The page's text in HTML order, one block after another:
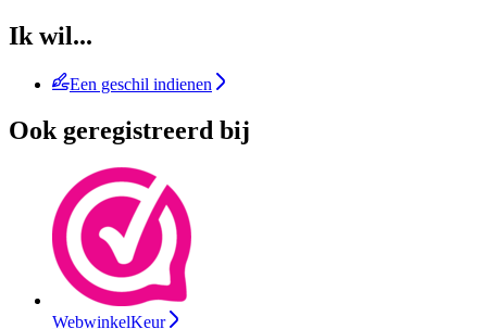
Ik wil...
Een geschil indienen
Ook geregistreerd bij
WebwinkelKeur